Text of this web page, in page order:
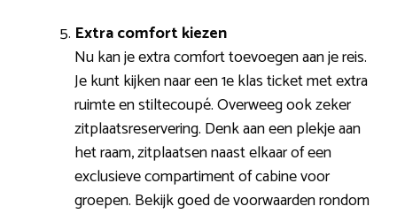
Extra comfort kiezen
Nu kan je extra comfort toevoegen aan je reis.
Je kunt kijken naar een 1e klas ticket met extra
ruimte en stiltecoupé. Overweeg ook zeker
zitplaatsreservering. Denk aan een plekje aan
het raam, zitplaatsen naast elkaar of een
exclusieve compartiment of cabine voor
groepen. Bekijk goed de voorwaarden rondom